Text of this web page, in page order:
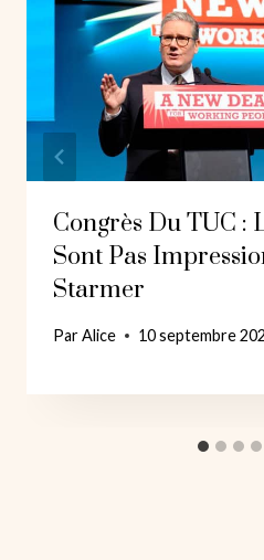
Congrès Du TUC :
Sont Pas
Starmer
ParAlice 10 septembre